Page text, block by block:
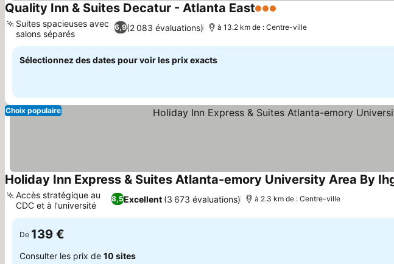
Quality Inn & Suites Decatur - Atlanta East3 Étoiles
6,9(2 083 évaluations)
Suites spacieuses avec
salons séparés
à 13.2 km de : Centre-ville
Sélectionnez des dates pour voir les prix exacts
Choix populaire
Holiday Inn Express & Suites Atlanta-emory University Area By
8,5Excellent (3 673 évaluations)
Accès stratégique au
CDC et à l'université
à 2.3 km de : Centre-ville
De 139 €
Consulter les prix de 10 sites